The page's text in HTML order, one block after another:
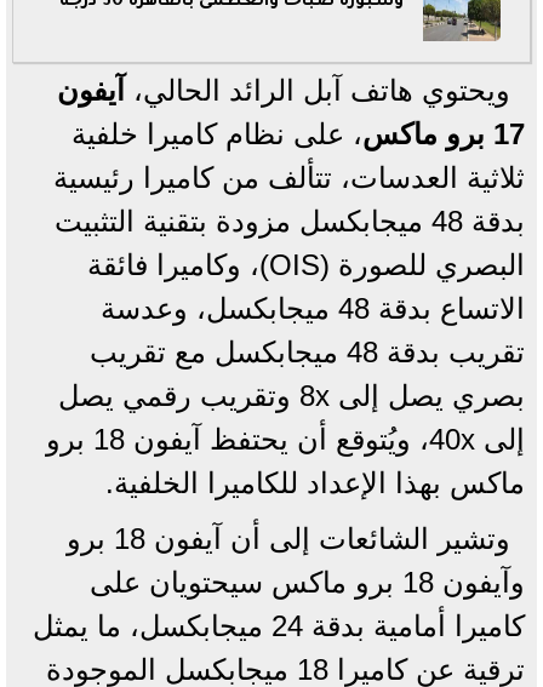
ويحتوي هاتف آبل الرائد الحالي،
آيفون
17 برو ماكس
، على نظام كاميرا خلفية
ثلاثية العدسات، تتألف من كاميرا رئيسية
بدقة 48 ميجابكسل مزودة بتقنية التثبيت
البصري للصورة (OIS)، وكاميرا فائقة
الاتساع بدقة 48 ميجابكسل، وعدسة
تقريب بدقة 48 ميجابكسل مع تقريب
بصري يصل إلى 8x وتقريب رقمي يصل
إلى 40x، ويُتوقع أن يحتفظ آيفون 18 برو
ماكس بهذا الإعداد للكاميرا الخلفية.
وتشير الشائعات إلى أن آيفون 18 برو
وآيفون 18 برو ماكس سيحتويان على
كاميرا أمامية بدقة 24 ميجابكسل، ما يمثل
ترقية عن كاميرا 18 ميجابكسل الموجودة